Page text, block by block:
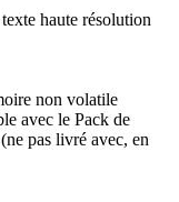
haute résolution
non volatile
avec le Pack de
pas livré avec, en